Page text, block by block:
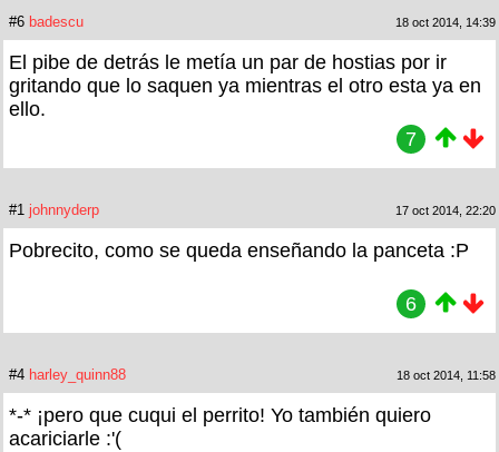
#6 badescu 18 oct 2014, 14:39
El pibe de detrás le metía un par de hostias por ir
gritando que lo saquen ya mientras el otro esta ya en
ello.
7
#1 johnnyderp 17 oct 2014, 22:20
Pobrecito, como se queda enseñando la panceta :P
6
#4 harley_quinn88 18 oct 2014, 11:58
*-* ¡pero que cuqui el perrito! Yo también quiero
acariciarle :'(